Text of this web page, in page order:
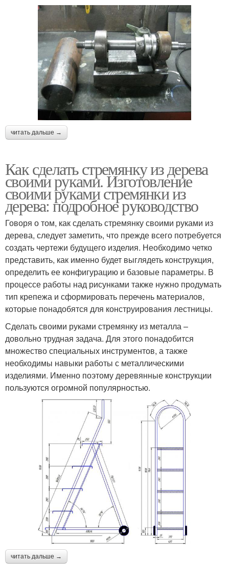
читать дальше →
Как сделать стремянку из дерева
своими руками. Изготовление
своими руками стремянки из
дерева: подробное руководство
Говоря о том, как сделать стремянку своими руками из
дерева, следует заметить, что прежде всего потребуется
создать чертежи будущего изделия. Необходимо четко
представить, как именно будет выглядеть конструкция,
определить ее конфигурацию и базовые параметры. В
процессе работы над рисунками также нужно продумать
тип крепежа и сформировать перечень материалов,
которые понадобятся для конструирования лестницы.
Сделать своими руками стремянку из металла –
довольно трудная задача. Для этого понадобится
множество специальных инструментов, а также
необходимы навыки работы с металлическими
изделиями. Именно поэтому деревянные конструкции
пользуются огромной популярностью.
читать дальше →